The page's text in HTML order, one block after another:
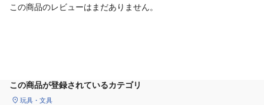
この商品のレビューはまだありません。
この商品が登録されているカテゴリ
玩具・文具